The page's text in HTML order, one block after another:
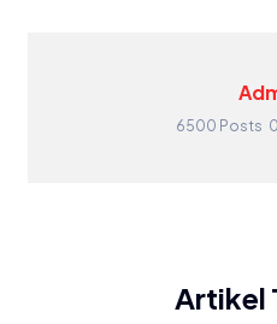
6500 Posts
Artikel